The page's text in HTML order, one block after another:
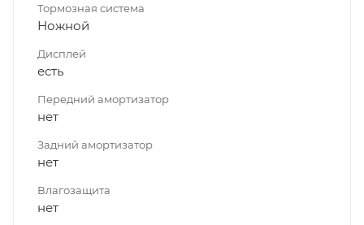
Тормозная система
Ножной
Дисплей
есть
Передний амортизатор
нет
Задний амортизатор
нет
Влагозащита
нет